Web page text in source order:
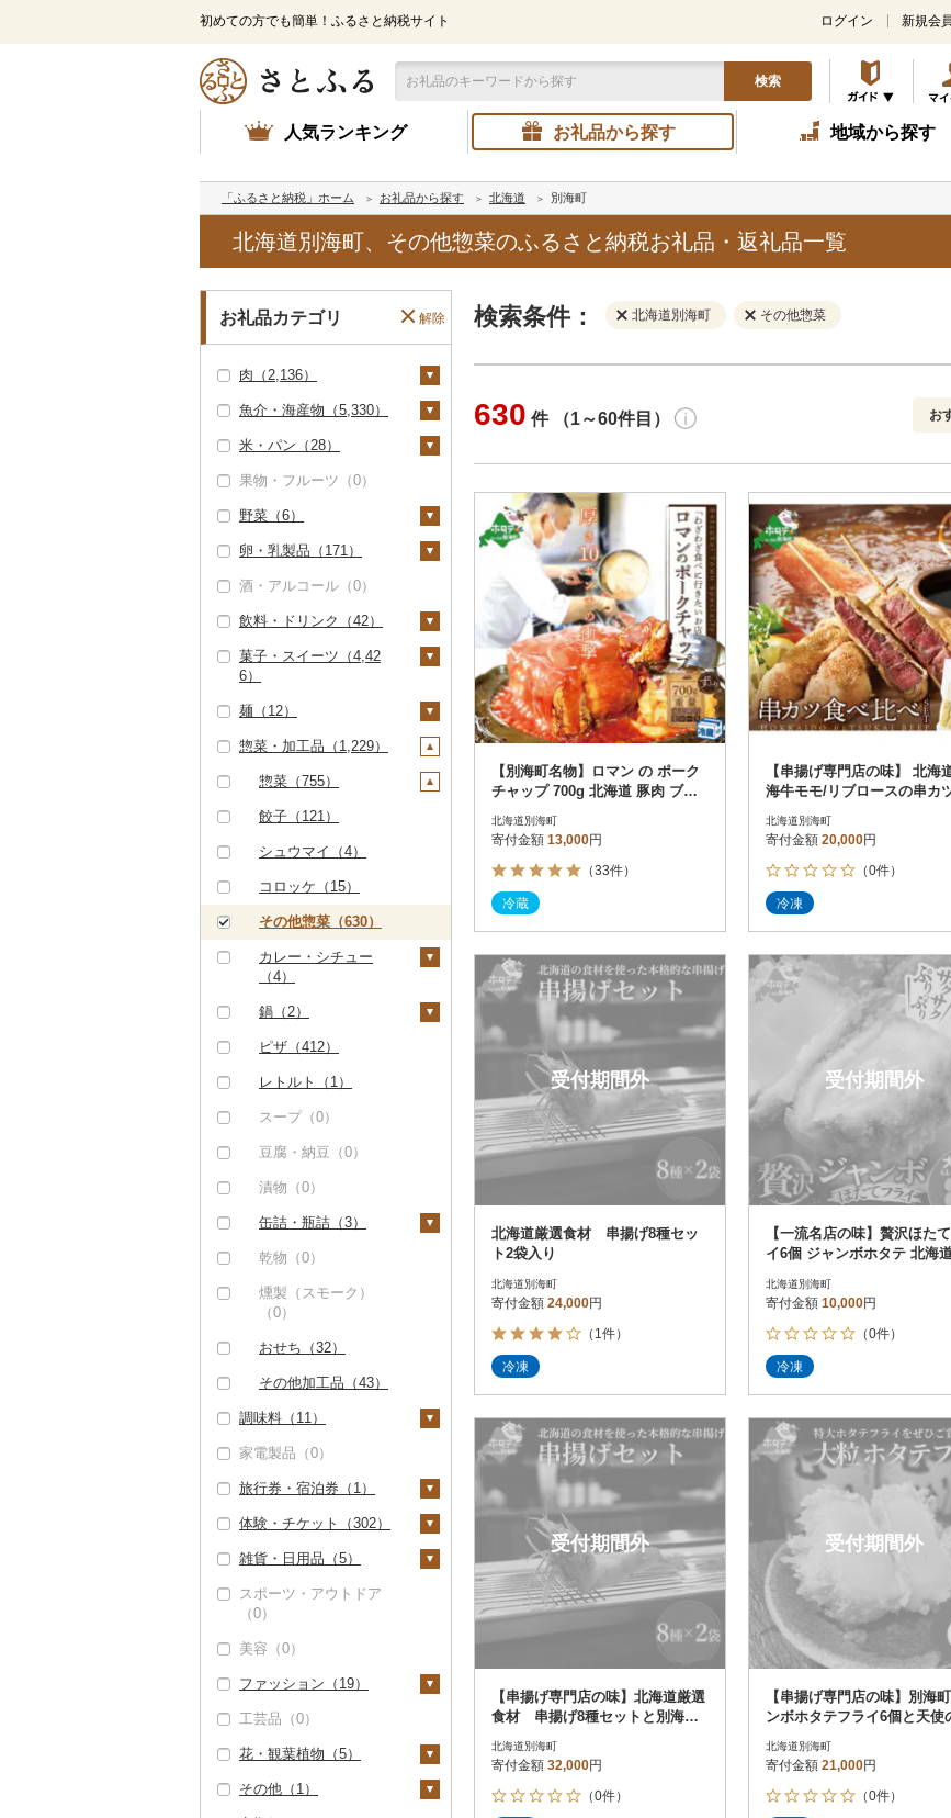
初めての方でも簡単！ふるさと納税サイト ログイン 新規会
検索
人気ランキング お礼品から探す 地域から探す
「ふるさと納税」ホーム お礼品から探す 北海道 別海町
北海道別海町、その他惣菜のふるさと納税お礼品・返礼品一覧
お礼品カテゴリ 解除
肉（2,136）
牛肉（精肉）（708）
ステーキ（192）
すき焼き（105）
しゃぶしゃぶ（106）
焼肉（378）
牛タン（14）
和牛（68）
黒毛和牛（284）
飛騨牛（0）
近江牛（0）
神戸牛・神戸ビーフ
（52）
牛肉（加工品）（1,50
（0）
その他牛肉（加工品）
（560）
その他豚肉（精肉）
（0）
その他豚肉（加工品）
（2）
（0）
（1）
魚介・海産物（5,330）
カニ（91）
ズワイガニ（34）
タラバガニ（50）
毛ガニ（2）
かにしゃぶ（0）
その他カニ（5）
エビ（67）
甘エビ（2）
ボタンエビ（2）
伊勢海老（0）
その他エビ（26）
いくら（1,710）
うに（1）
明太子・たらこ（4）
明太子（1）
たらこ（3）
その他魚卵（4）
数の子（3）
貝（2,976）
1）
鮑（アワビ）（0）
牡蠣（カキ）（1）
あさり（669）
しじみ（0）
サザエ（0）
はまぐり（0）
その他貝（378）
金目鯛（0）
クエ（0）
くじら（0）
サバ（4）
さんま（0）
鯛（0）
のどぐろ（0）
ふぐ（0）
ブリ（1）
ほっけ（0）
その他鮮魚（0）
その他干物（6）
（169）
しらす・ちりめん
（0）
かまぼこ・練り製品
（168）
米・パン（28）
米（0）
雑穀（0）
餅（0）
その他穀物加工品
果物・フルーツ（0）
野菜（6）
いも（6）
じゃがいも（6）
さつまいも（0）
その他いも（0）
トマト（0）
玉ねぎ（0）
ねぎ（0）
卵・乳製品（171）
卵（0）
チーズ（46）
ヨーグルト（146）
酒・アルコール（0）
飲料・ドリンク（42）
水・ミネラルウォータ
コーヒー・コーヒー豆
（0）
菓子・スイーツ（4,42
6）
ケーキ（545）
クッキー（25）
焼き菓子（178）
プリン（352）
ゼリー（0）
チョコレート（0）
カステラ（0）
アイス・ジェラート
（2,921）
その他洋菓子（392）
煎餅・おかき（0）
羊羹（0）
饅頭（0）
大福（2）
その他和菓子（64）
麺（12）
ラーメン（12）
うどん（0）
そば（0）
パスタ（0）
ひやむぎ（0）
そうめん（0）
その他麺（0）
惣菜・加工品（1,229）
惣菜（755）
餃子（121）
シュウマイ（4）
コロッケ（15）
その他惣菜（630）
カレー・シチュー
（4）
カレー（4）
シチュー（0）
鍋（2）
肉（2）
魚（0）
その他鍋（0）
ピザ（412）
レトルト（1）
スープ（0）
豆腐・納豆（0）
漬物（0）
缶詰・瓶詰（3）
肉（3）
魚（0）
（0）
乾物（0）
燻製（スモーク）
（0）
おせち（32）
その他加工品（43）
調味料（11）
砂糖（0）
塩（0）
醤油（8）
味噌（0）
酢（0）
家電製品（0）
旅行券・宿泊券（1）
旅行券（1）
JTBふるさと旅行クー
（0）
（紙券）（0）
その他旅行券（1）
宿泊券（0）
体験・チケット（302）
PayPay商品券（15）
食事券（287）
用券（0）
水族館（0）
動物園（0）
釣り（0）
ダイビング（0）
雑貨・日用品（5）
家具・インテリア
（0）
寝具（0）
タオル（0）
文房具・印鑑（4）
ボールペン（0）
ノート・ファイル
食器（0）
キッチン用品（0）
スポーツ・アウトドア
（0）
美容（0）
ファッション（19）
鞄・バッグ（18）
トートバッグ・ショル
洋服（16）
女性・レディース
和服（0）
工芸品（0）
花・観葉植物（5）
観葉植物・苗木（0）
その他（1）
検索条件： 北海道別海町 その他惣菜
円
決済方法 解除
PayPay
クレジットカード決済
Amazon Pay
楽天ペイ
メルペイ
コンビニ支払い
ソフトバンクまとめて支払い
d払い
金融機関(Pay-easy決済)
発送種別
通常
冷蔵便
冷凍便
結果を見る（
630 件 （1～60件目） お
新
レ
レ
寄
寄
【別海町名物】ロマン の ポーク
チャップ 700g 北海道 豚肉 ブロ
ック ロース ケチャップ 阿寒
北海道別海町
寄付金額 13,000円
（33件）
冷蔵
【串揚げ専門店の味】 北海
海牛モモ/リブロースの串カ
べ比べセット[各5本×40g]
北海道別海町
寄付金額 20,000円
（0件）
冷凍
受付期間外
北海道厳選食材 串揚げ8種セッ
ト2袋入り
北海道別海町
寄付金額 24,000円
（1件）
冷凍
受付期間外
【一流名店の味】贅沢ほた
イ6個 ジャンボホタテ 北海
北海道別海町
寄付金額 10,000円
（0件）
冷凍
受付期間外
【串揚げ専門店の味】北海道厳選
食材 串揚げ8種セットと別海町
ット
北海道別海町
寄付金額 32,000円
（0件）
受付期間外
【串揚げ専門店の味】別海
ンボホタテフライ6個と天使
北海道別海町
寄付金額 21,000円
（0件）